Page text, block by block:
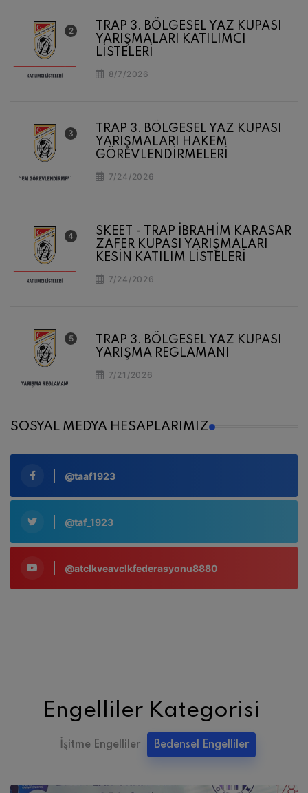
TRAP 3. BÖLGESEL YAZ KUPASI
YARIŞMALARI KATILIMCI
LİSTELERİ
8/7/2026
TRAP 3. BÖLGESEL YAZ KUPASI
YARIŞMALARI HAKEM
GÖREVLENDİRMELERİ
7/24/2026
SKEET - TRAP İBRAHİM KARASAR
ZAFER KUPASI YARIŞMALARI
KESİN KATILIM LİSTELERİ
7/24/2026
TRAP 3. BÖLGESEL YAZ KUPASI
YARIŞMA REGLAMANI
7/21/2026
SOSYAL MEDYA HESAPLARIMIZ
@taaf1923
@taf_1923
@atclkveavclkfederasyonu8880
Engelliler Kategorisi
İşitme Engelliler Bedensel Engelliler